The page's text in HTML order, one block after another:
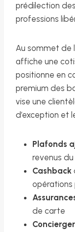
prédilection
professions
Au sommet de
affiche une
positionne en
premium des
vise une
d’exception et
Plafonds
revenus
Cashback
opérations
de carte